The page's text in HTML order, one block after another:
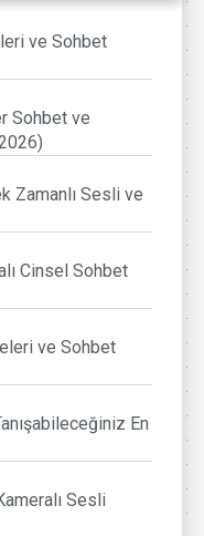
ve Sohbet
Sohbet ve
Zamanlı Sesli ve
Cinsel Sohbet
ve Sohbet
En
Sesli